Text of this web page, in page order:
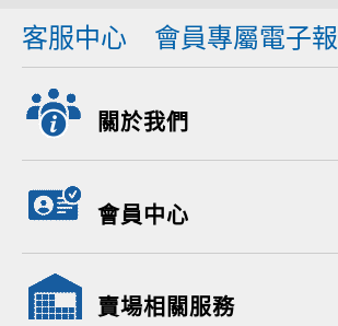
客服中心 會員專屬電子報
關於我們
會員中心
賣場相關服務